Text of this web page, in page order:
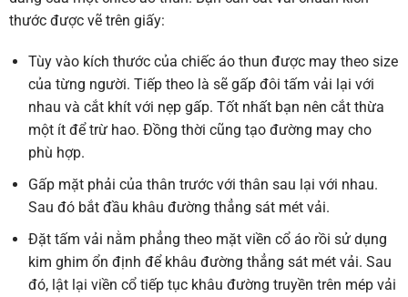
thước được vẽ trên giấy:
Tùy vào kích thước của chiếc áo thun được may theo size
của từng người. Tiếp theo là sẽ gấp đôi tấm vải lại với
nhau và cắt khít với nẹp gấp. Tốt nhất bạn nên cắt thừa
một ít để trừ hao. Đồng thời cũng tạo đường may cho
phù hợp.
Gấp mặt phải của thân trước với thân sau lại với nhau.
Sau đó bắt đầu khâu đường thẳng sát mét vải.
Đặt tấm vải nằm phẳng theo mặt viền cổ áo rồi sử dụng
kim ghim ổn định để khâu đường thẳng sát mét vải. Sau
đó, lật lại viền cổ tiếp tục khâu đường truyền trên mép vải